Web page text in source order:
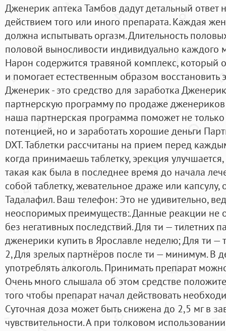
Дженерик аптека Тамбов дадут детальный ответ
действием того или иного препарата. Каждая
должна испытывать оргазм. Длительность
половой выносливости индивидуально каждого
Нарон содержится травяной комплекс, который
и помогает естественным образом
Дженерик - это средство для заработка
партнерскую программу по продаже
наша партнерская программа поможет не
потенцией, но и заработать хорошие деньги
DXT. Таблетки рассчитаны на прием перед
когда принимаешь таблетку, эрекция
такая как была в последнее время до начала
собой таблетку, жевательное драже или капсулу,
Тадалафил. Ваш телефон: Это не удивительно,
неоспоримых преимуществ:. Данные реакции не
без негативных последствий. Для ти — тилетних
дженерики купить в Ярославле неделю; Для ти —
2, Для зрелых партнёров после ти — минимум. В
употреблять алкоголь. Принимать препарат
Очень много слышала об этом средстве
того чтобы препарат начал действовать
Суточная доза может быть снижена до 2,5 мг в
чувствительности. А при толковом